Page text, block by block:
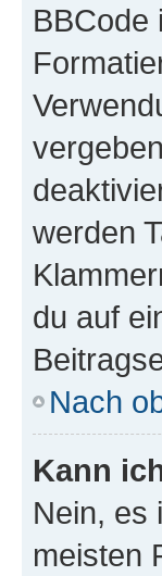
BBCode
werden
du auf
Nach
Kann
Nein, es
meisten